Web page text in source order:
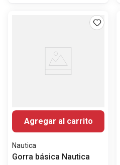
Agregar al carrito
Nautica
Gorra básica Nautica